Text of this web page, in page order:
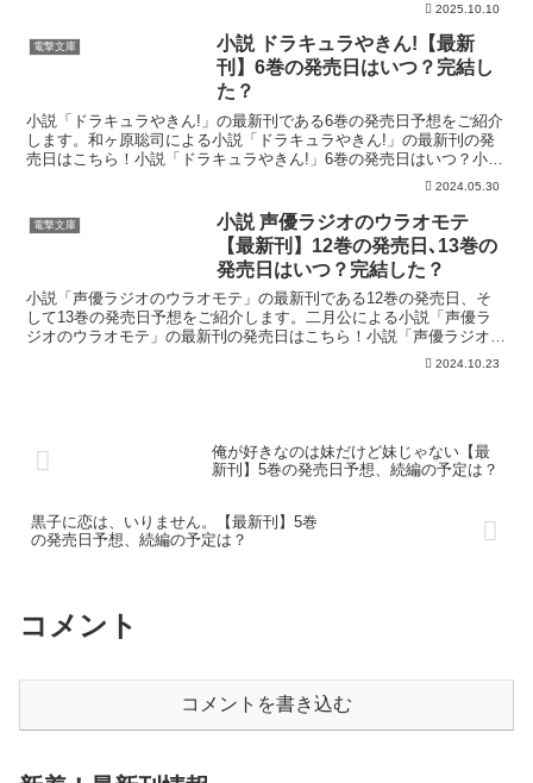
2025.10.10
電撃文庫
小説 ドラキュラやきん!【最新
刊】6巻の発売日はいつ？完結し
た？
小説「ドラキュラやきん!」の最新刊である6巻の発売日予想をご紹介
します。和ヶ原聡司による小説「ドラキュラやきん!」の最新刊の発
売日はこちら！小説「ドラキュラやきん!」6巻の発売日はいつ？小説
2024.05.30
電撃文庫
小説 声優ラジオのウラオモテ
【最新刊】12巻の発売日､13巻の
発売日はいつ？完結した？
小説「声優ラジオのウラオモテ」の最新刊である12巻の発売日、そ
して13巻の発売日予想をご紹介します。二月公による小説「声優ラ
ジオのウラオモテ」の最新刊の発売日はこちら！小説「声優ラジオの
ウラオモテ」12巻の発売日はいつ？小説「声優ラジオのウ...2024.10.23
俺が好きなのは妹だけど妹じゃない【最
新刊】5巻の発売日予想、続編の予定は？
黒子に恋は、いりません。【最新刊】5巻
の発売日予想、続編の予定は？
コメント
コメントを書き込む